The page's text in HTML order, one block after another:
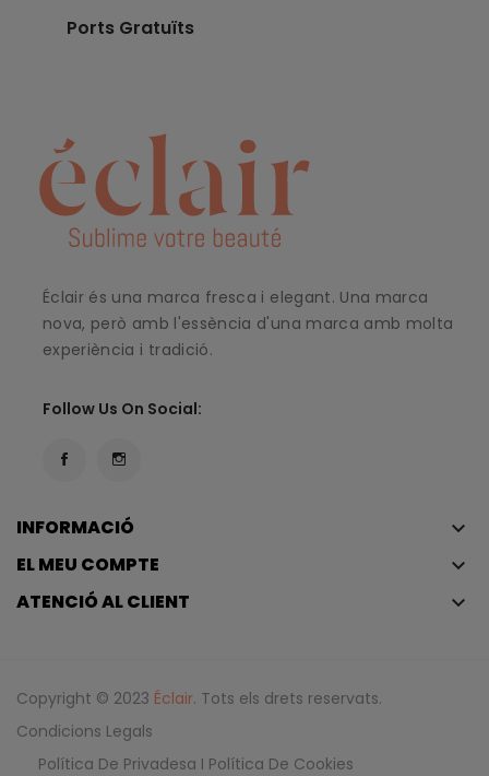
Ports Gratuïts
Éclair és una marca fresca i elegant. Una marca
nova, però amb l'essència d'una marca amb molta
experiència i tradició.
Follow Us On Social:
INFORMACIÓ keyboard_arrow_down
EL MEU COMPTE keyboard_arrow_down
ATENCIÓ AL CLIENT keyboard_arrow_down
Copyright © 2023 Éclair. Tots els drets reservats.
Condicions Legals
Política De Privadesa I Política De Cookies